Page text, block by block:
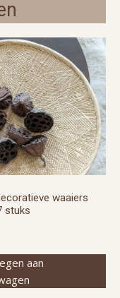
waaiers
stuks
aan